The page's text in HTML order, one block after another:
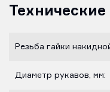
Резьба гайки
Диаметр рукавов, мм: